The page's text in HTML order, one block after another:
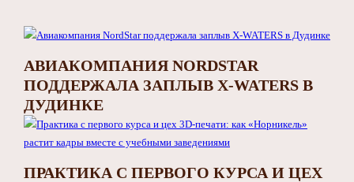
АВИАКОМПАНИЯ NORDSTAR
ПОДДЕРЖАЛА ЗАПЛЫВ X‑WATERS В
ДУДИНКЕ
ПРАКТИКА С ПЕРВОГО КУРСА И ЦЕХ